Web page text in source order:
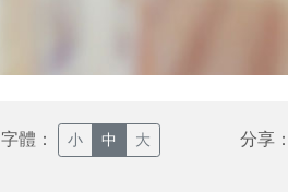
字體： 小 中 大 分享：